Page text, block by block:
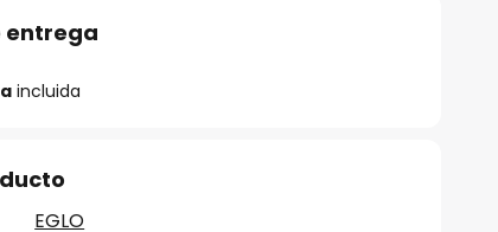
entrega
incluida
EGLO